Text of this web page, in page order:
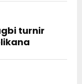
turnir